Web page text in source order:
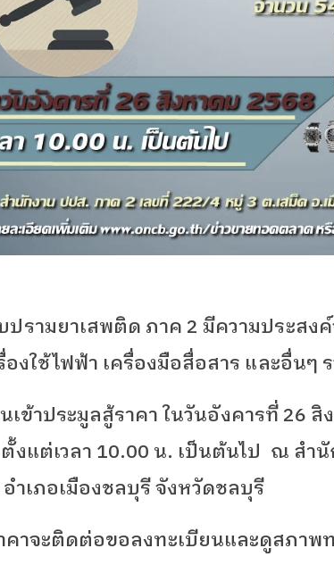
รามยาเสพติด ภาค 2มีความประสง
งใช้ไฟฟ้า เครื่องมือสื่อสาร และอื่นๆ
ข้าประมูลสู้ราคา ในวันอังคารที่ 26 สิ
งแต่เวลา10.00 น. เป็นต้นไป ณ สำนั
ำเภอเมืองชลบุรี จังหวัดชลบุรี
คาจะติดต่อขอลงทะเบียนและดูสภา